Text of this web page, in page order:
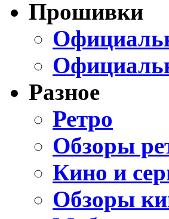
Прошивки
Разное
Ретро
Обзоры
Кино и
Обзоры